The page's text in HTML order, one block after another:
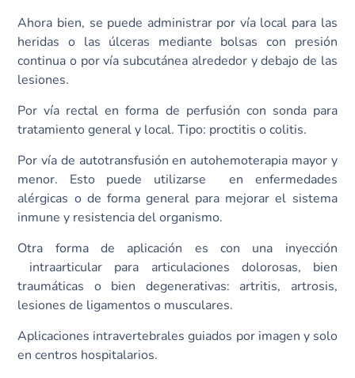
Ahora bien, se puede administrar por vía local para las
heridas o las úlceras mediante bolsas con presión
continua o por vía subcutánea alrededor y debajo de las
lesiones.
Por vía rectal en forma de perfusión con sonda para
tratamiento general y local. Tipo: proctitis o colitis.
Por vía de autotransfusión en autohemoterapia mayor y
menor. Esto puede utilizarse en enfermedades
alérgicas o de forma general para mejorar el sistema
inmune y resistencia del organismo.
Otra forma de aplicación es con una inyección
intraarticular para articulaciones dolorosas, bien
traumáticas o bien degenerativas: artritis, artrosis,
lesiones de ligamentos o musculares.
Aplicaciones intravertebrales guiados por imagen y solo
en centros hospitalarios.